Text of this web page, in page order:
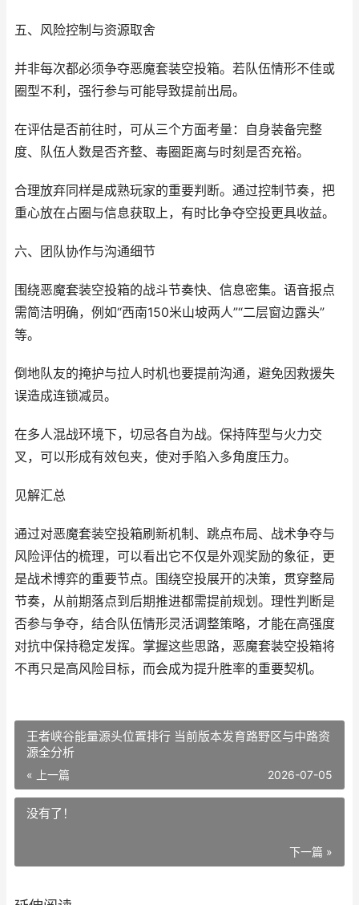
五、风险控制与资源取舍
并非每次都必须争夺恶魔套装空投箱。若队伍情形不佳或
圈型不利，强行参与可能导致提前出局。
在评估是否前往时，可从三个方面考量：自身装备完整
度、队伍人数是否齐整、毒圈距离与时刻是否充裕。
合理放弃同样是成熟玩家的重要判断。通过控制节奏，把
重心放在占圈与信息获取上，有时比争夺空投更具收益。
六、团队协作与沟通细节
围绕恶魔套装空投箱的战斗节奏快、信息密集。语音报点
需简洁明确，例如“西南150米山坡两人”“二层窗边露头”
等。
倒地队友的掩护与拉人时机也要提前沟通，避免因救援失
误造成连锁减员。
在多人混战环境下，切忌各自为战。保持阵型与火力交
叉，可以形成有效包夹，使对手陷入多角度压力。
见解汇总
通过对恶魔套装空投箱刷新机制、跳点布局、战术争夺与
风险评估的梳理，可以看出它不仅是外观奖励的象征，更
是战术博弈的重要节点。围绕空投展开的决策，贯穿整局
节奏，从前期落点到后期推进都需提前规划。理性判断是
否参与争夺，结合队伍情形灵活调整策略，才能在高强度
对抗中保持稳定发挥。掌握这些思路，恶魔套装空投箱将
不再只是高风险目标，而会成为提升胜率的重要契机。
王者峡谷能量源头位置排行 当前版本发育路野区与中路资
源全分析
« 上一篇 2026-07-05
没有了！
下一篇 »